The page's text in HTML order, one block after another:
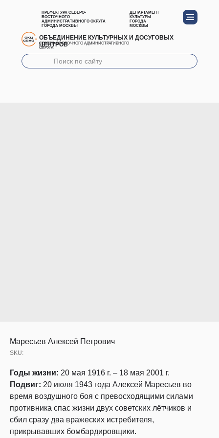
ПРЕФЕКТУРА СЕВЕРО-
ВОСТОЧНОГО
АДМИНИСТРАТИВНОГО ОКРУГА
ГОРОДА МОСКВЫ
ДЕПАРТАМЕНТ
КУЛЬТУРЫ
ГОРОДА
МОСКВЫ
ОБЪЕДИНЕНИЕ КУЛЬТУРНЫХ И ДОСУГОВЫХ
ЦЕНТРОВ
СЕВЕРО-ВОСТОЧНОГО АДМИНИСТРАТИВНОГО
ОКРУГА
Маресьев Алексей Петрович
SKU:
Годы жизни: 20 мая 1916 г. – 18 мая 2001 г.
Подвиг: 20 июля 1943 года Алексей Маресьев во
время воздушного боя с превосходящими силами
противника спас жизни двух советских лётчиков и
сбил сразу два вражеских истребителя,
прикрывавших бомбардировщики.